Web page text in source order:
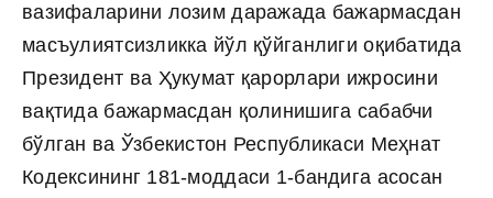
вазифаларини лозим даражада бажармасдан
масъулиятсизликка йўл қўйганлиги оқибатида
Президент ва Ҳукумат қарорлари ижросини
вақтида бажармасдан қолинишига сабабчи
бўлган ва Ўзбекистон Республикаси Меҳнат
Кодексининг 181-моддаси 1-бандига асосан